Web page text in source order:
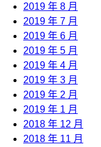
2019 年 8 月
2019 年 7 月
2019 年 6 月
2019 年 5 月
2019 年 4 月
2019 年 3 月
2019 年 2 月
2019 年 1 月
2018 年 12 月
2018 年 11 月